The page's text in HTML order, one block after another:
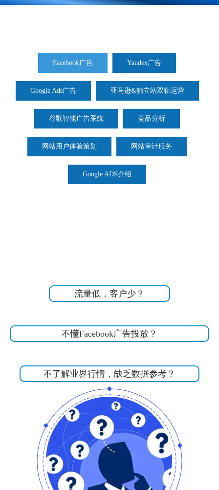
数百万的企业已经通过 Facebook 把业务推广到全世界
Facebook广告 Yandex广告
Google Ads广告 亚马逊&独立站双轨运营
谷歌智能广告系统 竞品分析
网站用户体验策划 网站审计服务
Google ADS介绍
流量低，客户少？
不懂Facebook广告投放？
不了解业界行情，缺乏数据参考？